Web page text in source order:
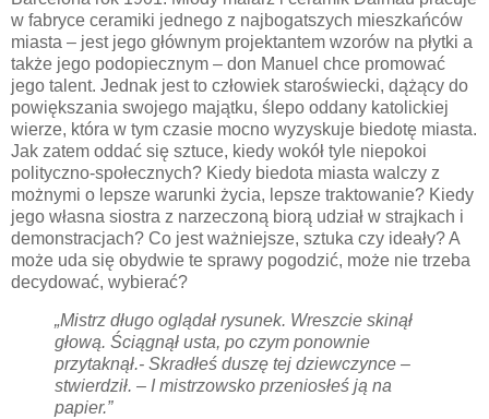
w fabryce ceramiki jednego z najbogatszych mieszkańców
miasta – jest jego głównym projektantem wzorów na płytki a
także jego podopiecznym – don Manuel chce promować
jego talent. Jednak jest to człowiek staroświecki, dążący do
powiększania swojego majątku, ślepo oddany katolickiej
wierze, która w tym czasie mocno wyzyskuje biedotę miasta.
Jak zatem oddać się sztuce, kiedy wokół tyle niepokoi
polityczno-społecznych? Kiedy biedota miasta walczy z
możnymi o lepsze warunki życia, lepsze traktowanie? Kiedy
jego własna siostra z narzeczoną biorą udział w strajkach i
demonstracjach? Co jest ważniejsze, sztuka czy ideały? A
może uda się obydwie te sprawy pogodzić, może nie trzeba
decydować, wybierać?
„Mistrz długo oglądał rysunek. Wreszcie skinął
głową. Ściągnął usta, po czym ponownie
przytaknął.- Skradłeś duszę tej dziewczynce –
stwierdził. – I mistrzowsko przeniosłeś ją na
papier.”